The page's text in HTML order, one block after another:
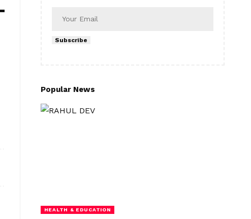
Subscribe
Popular News
HEALTH & EDUCATION